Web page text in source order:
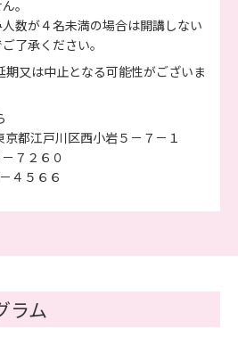
。
数が４名未満の場合は開講しない
了承ください。
又は中止となる可能性がございま
都江戸川区西小岩５－７－１
７２６０
４５６６
ラム